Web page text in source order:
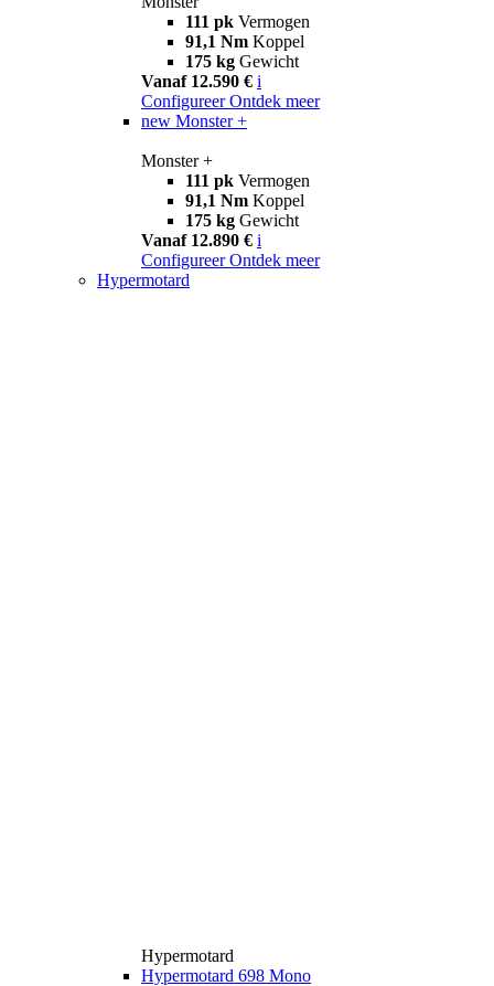
111 pk Vermogen
91,1 Nm Koppel
175 kg Gewicht
Vanaf 12.590 € i
Configureer Ontdek meer
new Monster +
Monster +
111 pk Vermogen
91,1 Nm Koppel
175 kg Gewicht
Vanaf 12.890 € i
Configureer Ontdek meer
Hypermotard
Hypermotard
Hypermotard 698 Mono